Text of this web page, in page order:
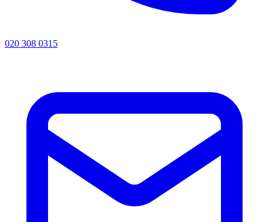
020 308 0315